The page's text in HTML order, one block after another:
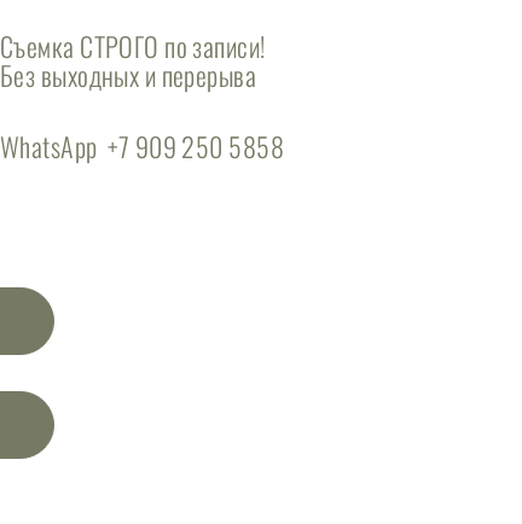
Съемка СТРОГО по записи!
Без выходных и перерыва
WhatsApp +7 909 250 5858